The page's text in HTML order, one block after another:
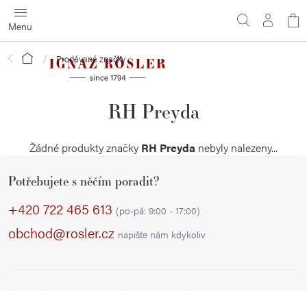
Přejít
na
obsah
Domů Prodávané značky
RH Preyda
Žádné produkty značky RH Preyda nebyly nalezeny...
Potřebujete s něčím poradit?
+420 722 465 613 (po-pá: 9:00 - 17:00)
obchod@rosler.cz napište nám kdykoliv